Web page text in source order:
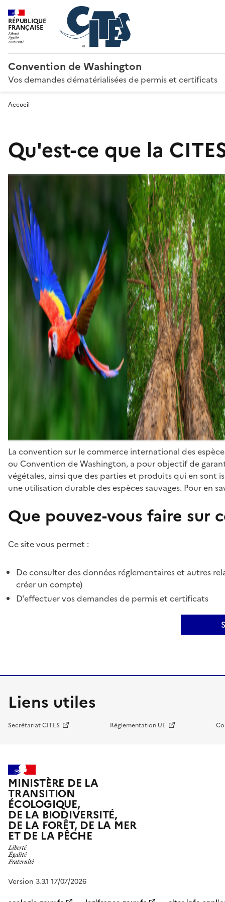
RÉPUBLIQUE
FRANÇAISE
Convention de Washington
Vos demandes dématérialisées de permis et certificats
Accueil
Qu'est-ce que la
La convention sur le commerce international des
ou Convention de Washington, a pour objectif de
végétales, ainsi que des parties et produits qui en sont
une utilisation durable des espèces sauvages. Pour en
Que pouvez-vous faire sur
Ce site vous permet :
De consulter des données réglementaires et autres
créer un compte)
D'effectuer vos demandes de permis et certificats
Liens utiles
Secrétariat CITES Réglementation UE
MINISTÈRE DE LA
TRANSITION
ÉCOLOGIQUE,
DE LA BIODIVERSITÉ,
DE LA FORÊT, DE LA MER
ET DE LA PÊCHE
Version 3.3.1 17/07/2026